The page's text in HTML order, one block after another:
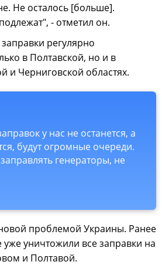
Не осталось [больше].
- отметил он.
регулярно
в Полтавской, но и в
и Черниговской областях.
у нас не останется, а
будут огромные очереди.
генераторы, не
проблемой Украины. Ранее
уничтожили все заправки на
и Полтавой.